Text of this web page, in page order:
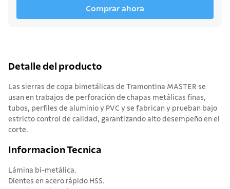
Comprar ahora
Detalle del producto
Las sierras de copa bimetálicas de Tramontina MASTER se
usan en trabajos de perforación de chapas metálicas finas,
tubos, perfiles de aluminio y PVC y se fabrican y prueban bajo
estricto control de calidad, garantizando alto desempeño en el
corte.
Informacion Tecnica
Lámina bi-metálica.
Dientes en acero rápido HSS.